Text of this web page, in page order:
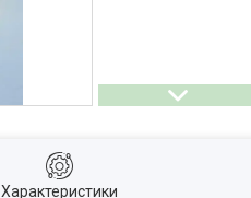
Характеристики